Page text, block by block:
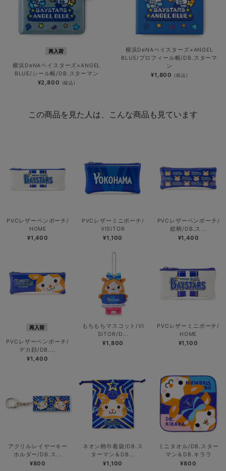
再入荷
横浜DeNAベイスターズ×ANGEL
BLUE/シール帳/DB.スターマン
¥2,800 (税込)
横浜DeNAベイスターズ×ANGEL
BLUE/プロフィール帳/DB.スターマ
ン
¥1,800 (税込)
この商品を見た人は、こんな商品も見ています
PVCレザーペンポーチ/
HOME
¥1,400
PVCレザーミニポーチ/
VISITOR
¥1,100
PVCレザーペンポーチ/
総柄/DB.ス...
¥1,400
再入荷
PVCレザーペンポーチ/
デカ顔/DB....
¥1,400
もちもちマスコット/VI
SITOR/D...
¥1,800
PVCレザーミニポーチ/
HOME
¥1,100
アクリルレイヤーキー
ホルダー/DB.ス...
¥800
ネオン柄巾着袋/DB.ス
ターマン＆DB...
¥1,100
ミニタオル/DB.スター
マン＆DB.キララ
¥800